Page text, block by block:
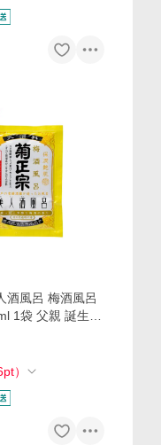
酒風呂 梅酒風呂
1袋 父親 誕生日
舞い
pt）